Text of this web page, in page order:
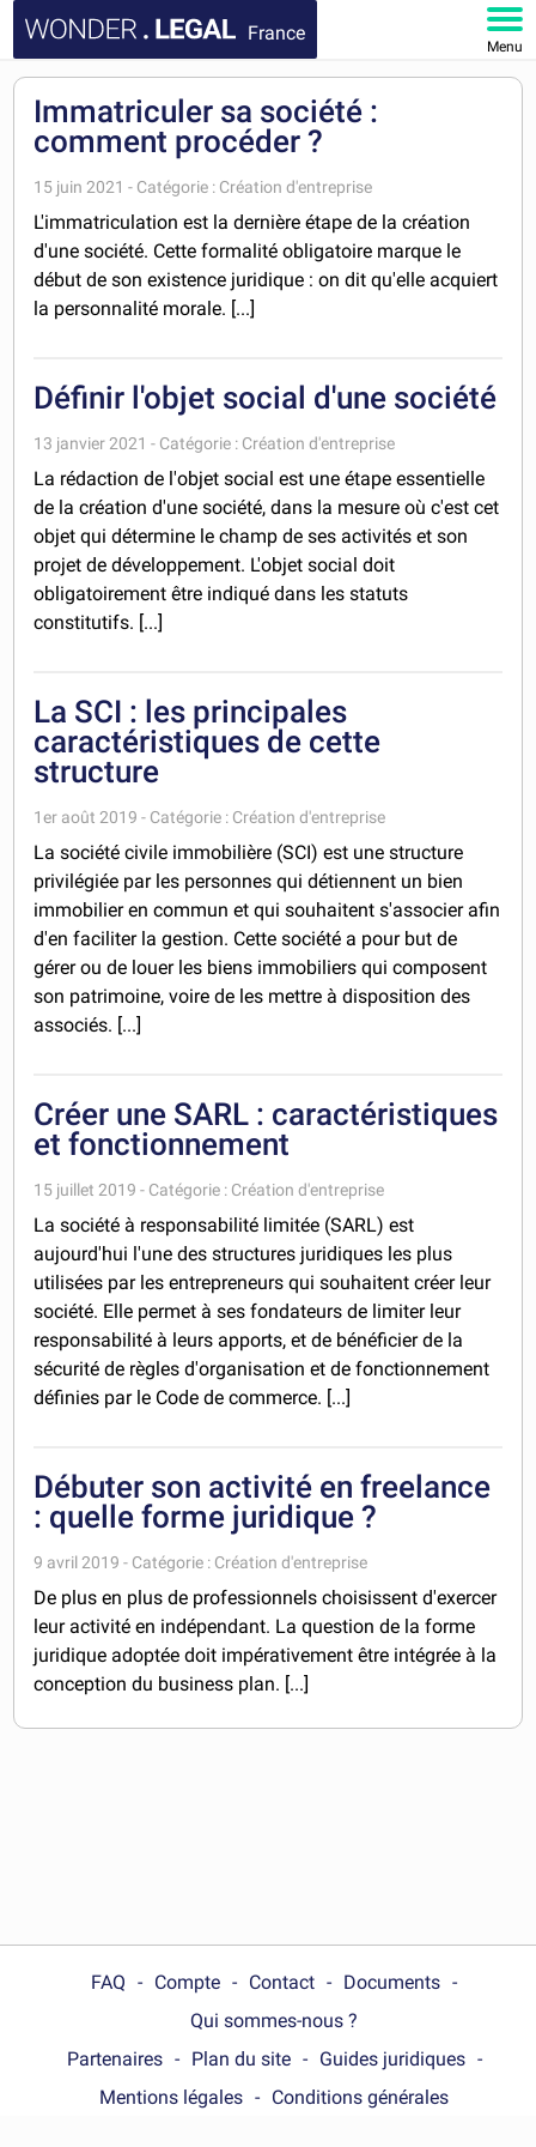
France
Menu
DOCUMENTS
FAQ
MON COMPTE
Immatriculer sa société :
comment procéder ?
15 juin 2021 - Catégorie : Création d'entreprise
L'immatriculation est la dernière étape de la création
d'une société. Cette formalité obligatoire marque le
début de son existence juridique : on dit qu'elle acquiert
la personnalité morale. [...]
Définir l'objet social d'une société
13 janvier 2021 - Catégorie : Création d'entreprise
La rédaction de l'objet social est une étape essentielle
de la création d'une société, dans la mesure où c'est cet
objet qui détermine le champ de ses activités et son
projet de développement. L'objet social doit
obligatoirement être indiqué dans les statuts
constitutifs. [...]
La SCI : les principales
caractéristiques de cette
structure
1er août 2019 - Catégorie : Création d'entreprise
La société civile immobilière (SCI) est une structure
privilégiée par les personnes qui détiennent un bien
immobilier en commun et qui souhaitent s'associer afin
d'en faciliter la gestion. Cette société a pour but de
gérer ou de louer les biens immobiliers qui composent
son patrimoine, voire de les mettre à disposition des
associés. [...]
Créer une SARL : caractéristiques
et fonctionnement
15 juillet 2019 - Catégorie : Création d'entreprise
La société à responsabilité limitée (SARL) est
aujourd'hui l'une des structures juridiques les plus
utilisées par les entrepreneurs qui souhaitent créer leur
société. Elle permet à ses fondateurs de limiter leur
responsabilité à leurs apports, et de bénéficier de la
sécurité de règles d'organisation et de fonctionnement
définies par le Code de commerce. [...]
Débuter son activité en freelance
: quelle forme juridique ?
9 avril 2019 - Catégorie : Création d'entreprise
De plus en plus de professionnels choisissent d'exercer
leur activité en indépendant. La question de la forme
juridique adoptée doit impérativement être intégrée à la
conception du business plan. [...]
FAQ Compte Contact
Documents
Qui sommes-nous ?
Partenaires
Plan du site
Guides juridiques
Mentions légales
Conditions générales